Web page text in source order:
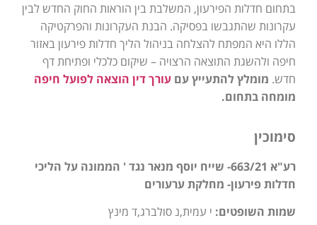
בתחום חדלות הפירעון, המשלבת בין הוראות החוק החדש לבין
עקרונות שהתגבשו בפסיקה. הבנת העקרונות והפרקטיקה
הללו היא המפתח להצלחה בניהול הליך חדלות פירעון באזור
חיפה ולהשגת התוצאה הרצויה – שיקום כלכלי ופתיחת דף
חדש. מומלץ להתעייץ עם עורך דין הוצאה לפועל חיפה
מומחה בתחום.
סימוכין
רע"א 663/21- שייח יוסף מנאר נגד ' הממונה על הליכי
חדלות פירעון- מחלקת ערעורים
שמות השופטים: י עמית,נ סולברג,ד מינץ